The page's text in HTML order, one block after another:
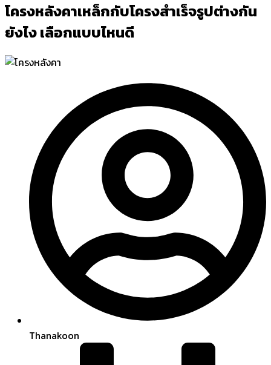
โครงหลังคาเหล็กกับโครงสำเร็จรูปต่างกัน
ยังไง เลือกแบบไหนดี
Thanakoon